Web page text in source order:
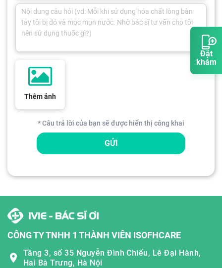
Đặt
khám
Thêm ảnh
* Câu trả lời của bạn sẽ được hiển thị công khai
GỬI
CÔNG TY TNHH 1 THÀNH VIÊN ISOFHCARE
Tầng 3, số 35 Nguyễn Đình Chiểu, Lê Đại Hành,
Hai Bà Trưng, Hà Nội